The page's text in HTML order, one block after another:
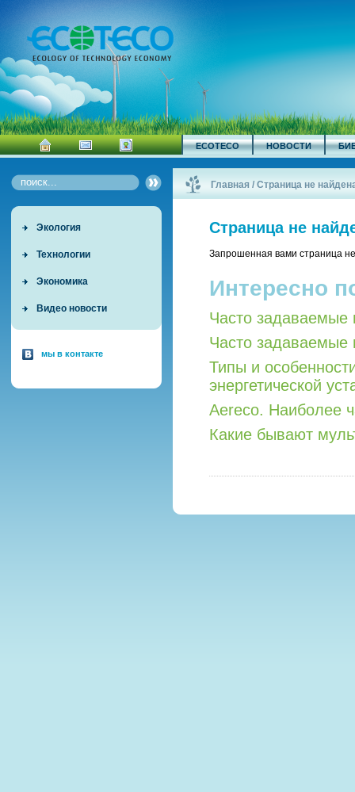
ECOTECO НОВОСТИ
Экология
Технологии
Экономика
Видео новости
мы в контакте
Главная /Страница не
Страница не
Запрошенная вами страница
Интересно
Часто задаваемые
Часто задаваемые
Типы и
энергетической
Aereco. Наиболее
Какие бывают